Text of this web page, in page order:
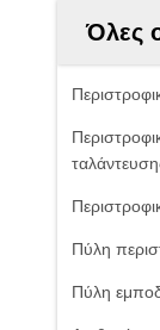
Όλες
Πύλη
Πύλη